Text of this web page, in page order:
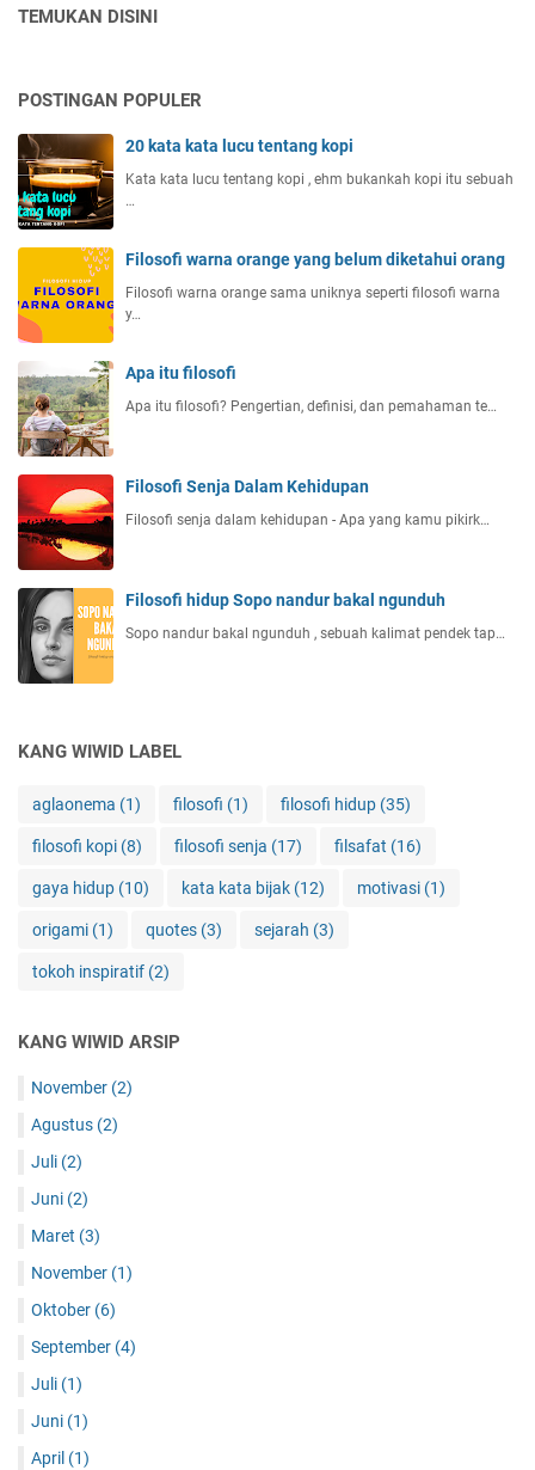
TEMUKAN DISINI
POSTINGAN POPULER
20 kata kata lucu tentang kopi
Kata kata lucu tentang kopi , ehm bukankah kopi itu sebuah
…
Filosofi warna orange yang belum diketahui orang
Filosofi warna orange sama uniknya seperti filosofi warna
y…
Apa itu filosofi
Apa itu filosofi? Pengertian, definisi, dan pemahaman te…
Filosofi Senja Dalam Kehidupan
Filosofi senja dalam kehidupan - Apa yang kamu pikirk…
Filosofi hidup Sopo nandur bakal ngunduh
Sopo nandur bakal ngunduh , sebuah kalimat pendek tap…
KANG WIWID LABEL
aglaonema (1) filosofi (1) filosofi hidup (35)
filosofi kopi (8) filosofi senja (17) filsafat (16)
gaya hidup (10) kata kata bijak (12) motivasi (1)
origami (1) quotes (3) sejarah (3)
tokoh inspiratif (2)
KANG WIWID ARSIP
November (2)
Agustus (2)
Juli (2)
Juni (2)
Maret (3)
November (1)
Oktober (6)
September (4)
Juli (1)
Juni (1)
April (1)